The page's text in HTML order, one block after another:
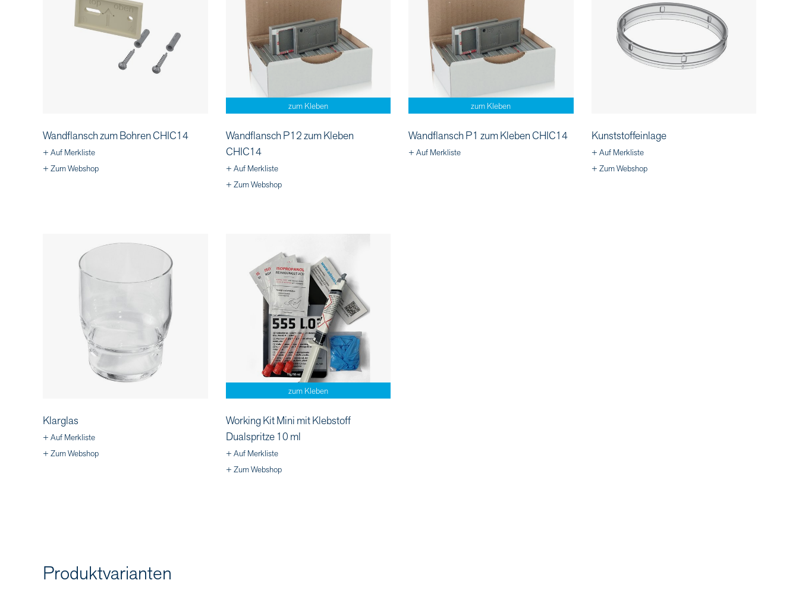
Wandflansch zum Bohren CHIC14
+ Auf Merkliste
+ Zum Webshop
zum Kleben
Wandflansch P12 zum Kleben
CHIC14
+ Auf Merkliste
+ Zum Webshop
zum Kleben
Wandflansch P1 zum Kleben CHIC14
+ Auf Merkliste
Kunststoffeinlage
+ Auf Merkliste
+ Zum Webshop
Klarglas
+ Auf Merkliste
+ Zum Webshop
zum Kleben
Working Kit Mini mit Klebstoff
Dualspritze 10 ml
+ Auf Merkliste
+ Zum Webshop
Produktvarianten